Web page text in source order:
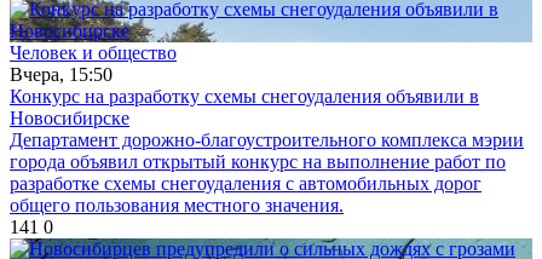
Человек и общество
Вчера, 15:50
Конкурс на разработку схемы снегоудаления объявили в
Новосибирске
Департамент дорожно-благоустроительного комплекса мэрии
города объявил открытый конкурс на выполнение работ по
разработке схемы снегоудаления с автомобильных дорог
общего пользования местного значения.
141 0